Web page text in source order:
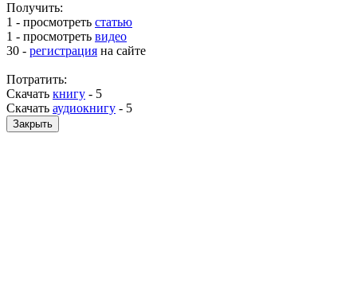
Получить:
1 - просмотреть статью
1 - просмотреть видео
30 - регистрация на сайте
Потратить:
Скачать книгу - 5
Скачать аудиокнигу - 5
Закрыть